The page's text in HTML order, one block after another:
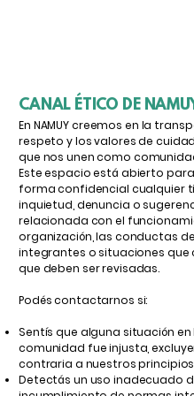
CANAL ÉTICO DE
En NAMUY creemos en la
respeto y los valores de
que nos unen como
Este espacio está abierto
forma confidencial cualquier
inquietud, denuncia o
relacionada con el
organización, las conductas
integrantes o situaciones que
que deben ser revisadas.
Podés contactarnos si:
Sentís que alguna situación en
comunidad fue injusta,
contraria a nuestros
Detectás un uso inadecuado